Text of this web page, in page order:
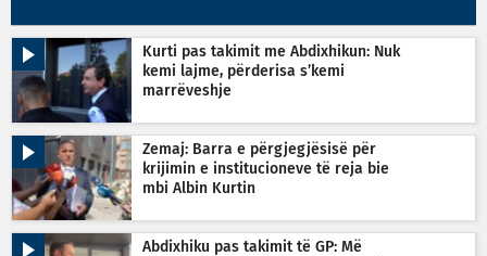
Kurti pas takimit me Abdixhikun: Nuk
kemi lajme, përderisa s’kemi
marrëveshje
Zemaj: Barra e përgjegjësisë për
krijimin e institucioneve të reja bie
mbi Albin Kurtin
Abdixhiku pas takimit të GP: Më